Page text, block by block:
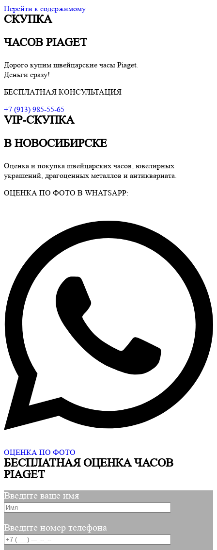
Перейти к содержимому
VIP-скупка в Новосибирске
Скупка в Новосибирске, продать ювелирные украшения
Новосибирск, скупка швейцарских часов в Новосибирске
СКУПКА
ЧАСОВ PIAGET
Дорого купим швейцарские часы Piaget.
Деньги сразу!
БЕСПЛАТНАЯ КОНСУЛЬТАЦИЯ
+7 (913) 985-55-65
VIP-СКУПКА
В НОВОСИБИРСКЕ
Оценка и покупка швейцарских часов, ювелирных
украшений, драгоценных металлов и антиквариата.
ОЦЕНКА ПО ФОТО В WHATSAPP:
ОЦЕНКА ПО ФОТО
БЕСПЛАТНАЯ ОЦЕНКА ЧАСОВ
PIAGET
Введите ваше имя
Введите номер телефона